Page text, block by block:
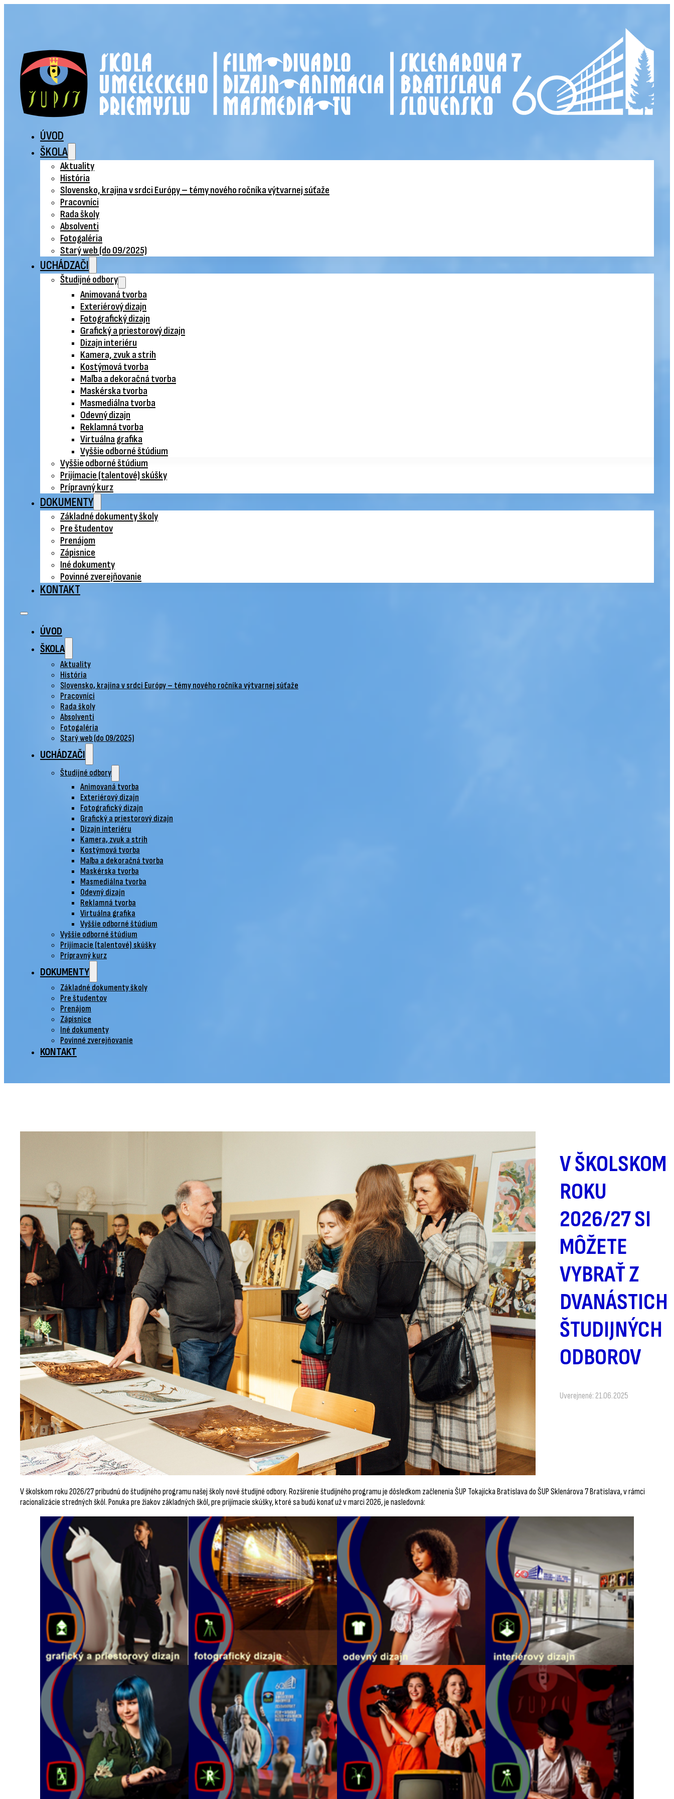
ÚVOD
ŠKOLA
Aktuality
História
Slovensko, krajina v srdci Európy – témy nového ročníka výtvarnej súťaže
Pracovníci
Rada školy
Absolventi
Fotogaléria
Starý web (do 09/2025)
UCHÁDZAČI
Študijné odbory
Animovaná tvorba
Exteriérový dizajn
Fotografický dizajn
Grafický a priestorový dizajn
Dizajn interiéru
Kamera, zvuk a strih
Kostýmová tvorba
Maľba a dekoračná tvorba
Maskérska tvorba
Masmediálna tvorba
Odevný dizajn
Reklamná tvorba
Virtuálna grafika
Vyššie odborné štúdium
Vyššie odborné štúdium
Prijímacie (talentové) skúšky
Prípravný kurz
DOKUMENTY
Základné dokumenty školy
Pre študentov
Prenájom
Zápisnice
Iné dokumenty
Povinné zverejňovanie
KONTAKT
ÚVOD
ŠKOLA
Aktuality
História
Slovensko, krajina v srdci Európy – témy nového ročníka výtvarnej súťaže
Pracovníci
Rada školy
Absolventi
Fotogaléria
Starý web (do 09/2025)
UCHÁDZAČI
Študijné odbory
Animovaná tvorba
Exteriérový dizajn
Fotografický dizajn
Grafický a priestorový dizajn
Dizajn interiéru
Kamera, zvuk a strih
Kostýmová tvorba
Maľba a dekoračná tvorba
Maskérska tvorba
Masmediálna tvorba
Odevný dizajn
Reklamná tvorba
Virtuálna grafika
Vyššie odborné štúdium
Vyššie odborné štúdium
Prijímacie (talentové) skúšky
Prípravný kurz
DOKUMENTY
Základné dokumenty školy
Pre študentov
Prenájom
Zápisnice
Iné dokumenty
Povinné zverejňovanie
KONTAKT
V ŠKOLSKOM
ROKU
2026/27 SI
MÔŽETE
VYBRAŤ Z
DVANÁSTICH
ŠTUDIJNÝCH
ODBOROV
Uverejnené: 21.06.2025
V školskom roku 2026/27 pribudnú do študijného programu našej školy nové študijné odbory. Rozšírenie študijného programu je dôsledkom začlenenia ŠUP Tokajícka Bratislava do ŠUP Sklenárova 7 Bratislava, v rámci
racionalizácie stredných škôl. Ponuka pre žiakov základných škôl, pre prijímacie skúšky, ktoré sa budú konať už v marci 2026, je nasledovná: